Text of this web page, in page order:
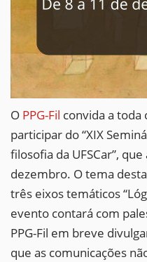
O PPG-Fil convida a toda
participar do “XIX
filosofia da UFSCar”,
dezembro. O tema
três eixos temáticos
evento contará com
PPG-Fil em breve
que as comunicações